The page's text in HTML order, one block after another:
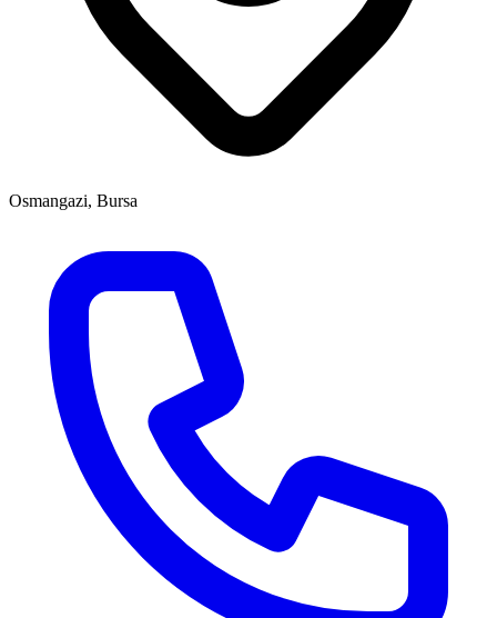
Osmangazi, Bursa